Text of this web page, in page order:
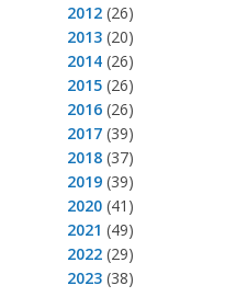
2012 (26)
2013 (20)
2014 (26)
2015 (26)
2016 (26)
2017 (39)
2018 (37)
2019 (39)
2020 (41)
2021 (49)
2022 (29)
2023 (38)